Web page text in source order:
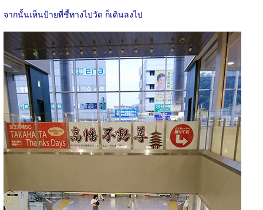
จากนั้นเห็นป้ายที่ชี้ทางไปวัด ก็เดินลงไป